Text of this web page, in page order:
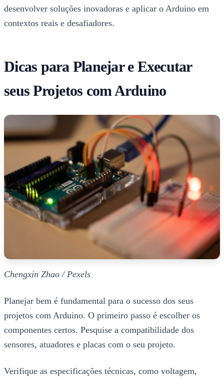
desenvolver soluções inovadoras e aplicar o Arduino em
contextos reais e desafiadores.
Dicas para Planejar e Executar
seus Projetos com Arduino
Chengxin Zhao / Pexels
Planejar bem é fundamental para o sucesso dos seus
projetos com Arduino. O primeiro passo é escolher os
componentes certos. Pesquise a compatibilidade dos
sensores, atuadores e placas com o seu projeto.
Verifique as especificações técnicas, como voltagem,